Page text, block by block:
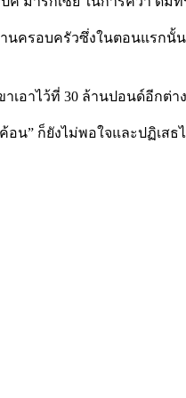
านครอบครัวซึ่งในตอนแรก
เอาไว้ที่ 30 ล้านปอนด์อีกต่า
อน” ก็ยังไม่พอใจและปฏิเสธ